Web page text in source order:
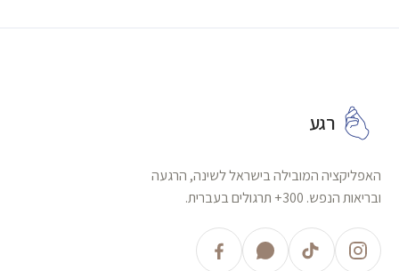
רגע
האפליקציה המובילה בישראל לשינה, הרגעה
ובריאות הנפש. 300+ תרגולים בעברית.